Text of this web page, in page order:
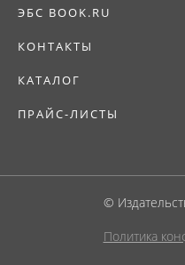
ЭБС BOOK.RU
КОНТАКТЫ
КАТАЛОГ
ПРАЙС-ЛИСТЫ
©
Политика